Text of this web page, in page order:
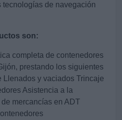
tecnologías de navegación
son:
completa de contenedores
prestando los siguientes
Llenados y vaciados Trincaje
Asistencia a la
mercancías en ADT